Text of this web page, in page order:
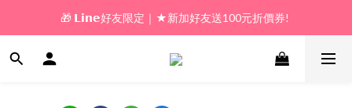
🎁 新好友購物金｜★加入新會員領券送100元!
🎁 𝗟𝗶𝗻𝗲好友限定｜★新加好友送100元折價券!
🎁 新好友購物金｜★加入新會員領券送100元!